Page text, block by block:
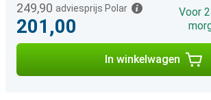
249,90 adviesprijs Polar
201,00
Voor
In winkelwagen